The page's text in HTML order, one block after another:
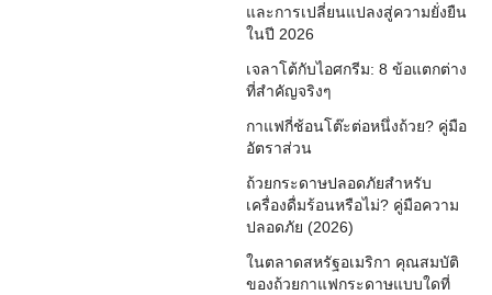
และการเปลี่ยนแปลงสู่ความยั่งยืน
ในปี 2026
เจลาโต้กับไอศกรีม: 8 ข้อแตกต่าง
ที่สำคัญจริงๆ
กาแฟกี่ช้อนโต๊ะต่อหนึ่งถ้วย? คู่มือ
อัตราส่วน
ถ้วยกระดาษปลอดภัยสำหรับ
เครื่องดื่มร้อนหรือไม่? คู่มือความ
ปลอดภัย (2026)
ในตลาดสหรัฐอเมริกา คุณสมบัติ
ของถ้วยกาแฟกระดาษแบบใดที่